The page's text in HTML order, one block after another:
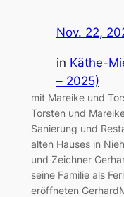
Nov. 22,
in Käthe-
– 2025)
mit Mareike und
Torsten und
Sanierung und
alten Hauses in
und Zeichner
seine Familie als
eröffneten